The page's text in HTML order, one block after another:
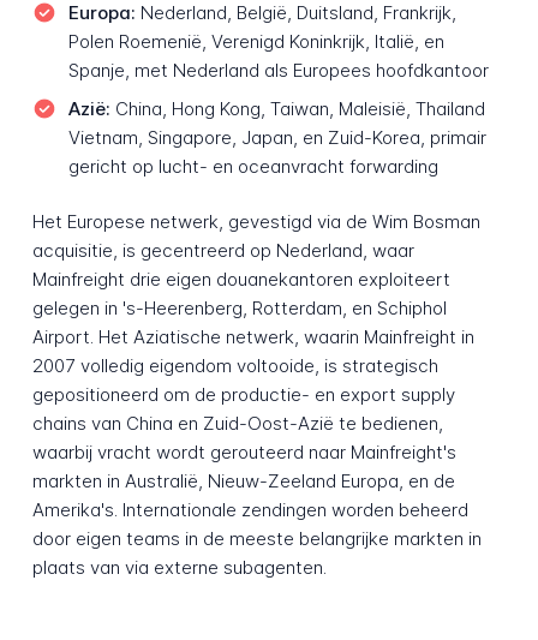
Europa: Nederland, België, Duitsland, Frankrijk,
Polen Roemenië, Verenigd Koninkrijk, Italië, en
Spanje, met Nederland als Europees hoofdkantoor
Azië: China, Hong Kong, Taiwan, Maleisië, Thailand
Vietnam, Singapore, Japan, en Zuid-Korea, primair
gericht op lucht- en oceanvracht forwarding
Het Europese netwerk, gevestigd via de Wim Bosman
acquisitie, is gecentreerd op Nederland, waar
Mainfreight drie eigen douanekantoren exploiteert
gelegen in 's-Heerenberg, Rotterdam, en Schiphol
Airport. Het Aziatische netwerk, waarin Mainfreight in
2007 volledig eigendom voltooide, is strategisch
gepositioneerd om de productie- en export supply
chains van China en Zuid-Oost-Azië te bedienen,
waarbij vracht wordt gerouteerd naar Mainfreight's
markten in Australië, Nieuw-Zeeland Europa, en de
Amerika's. Internationale zendingen worden beheerd
door eigen teams in de meeste belangrijke markten in
plaats van via externe subagenten.